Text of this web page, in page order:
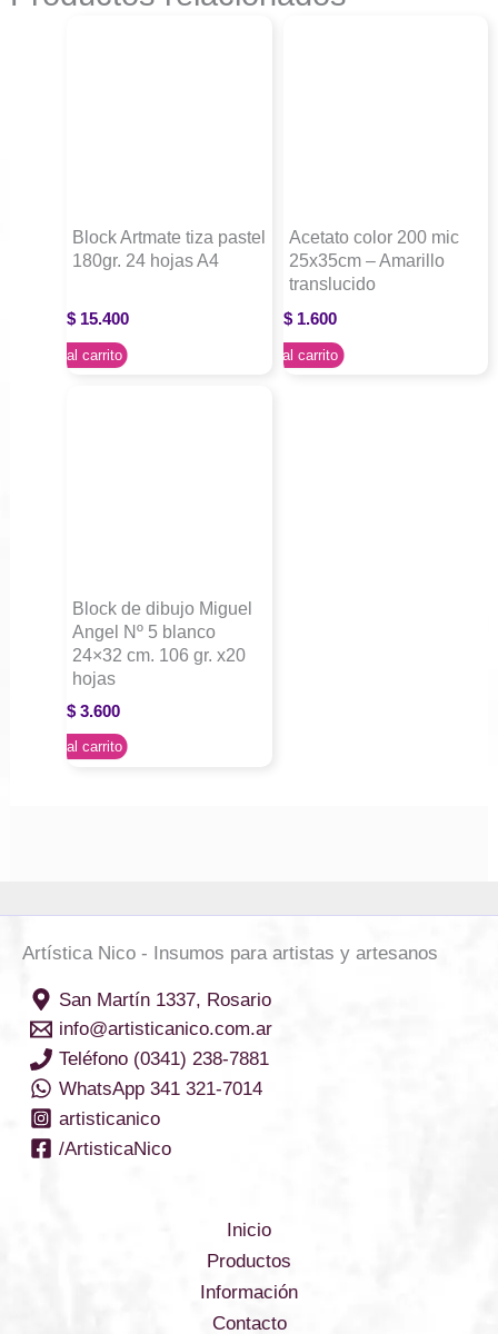
Block Artmate tiza pastel
180gr. 24 hojas A4
$ 15.400
Agregar al carrito
Acetato color 200 mic
25x35cm – Amarillo
translucido
$1.600
Agregar al carrito
Block de dibujo Miguel
Angel Nº 5 blanco
24×32 cm. 106 gr. x20
hojas
$ 3.600
Agregar al carrito
Artística Nico - Insumos para artistas y artesanos
San Martín 1337, Rosario
info@artisticanico.com.ar
Teléfono (0341) 238-7881
WhatsApp 341 321-7014
artisticanico
/ArtisticaNico
Inicio
Productos
Información
Contacto